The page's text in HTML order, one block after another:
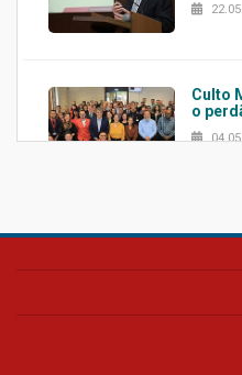
Culto
o